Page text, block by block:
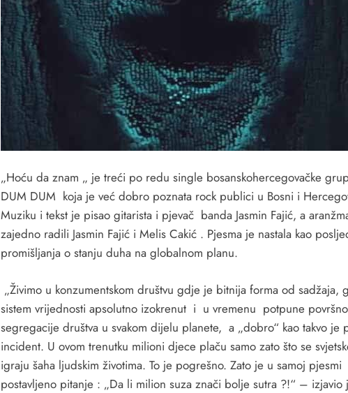
„Hoću da znam „ je treći po redu single bosanskohercegovačke
DUM DUM koja je već dobro poznata rock publici u Bosni i
Muziku i tekst je pisao gitarista i pjevač banda Jasmin Fajić, a
zajedno radili Jasmin Fajić i Melis Cakić . Pjesma je nastala kao
promišljanja o stanju duha na globalnom planu.
„Živimo u konzumentskom društvu gdje je bitnija forma od sadžaja,
sistem vrijednosti apsolutno izokrenut i u vremenu potpune
segregacije društva u svakom dijelu planete, a „dobro“ kao takvo je
incident. U ovom trenutku milioni djece plaču samo zato što se
igraju šaha ljudskim životima. To je pogrešno. Zato je u samoj pjesmi
postavljeno pitanje : „Da li milion suza znači bolje sutra ?!“ – izjavio